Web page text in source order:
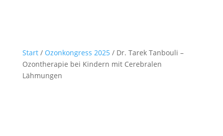
Start/ Ozonkongress 2025/ Dr. Tarek Tanbouli –
Ozontherapie bei Kindern mit Cerebralen
Lähmungen